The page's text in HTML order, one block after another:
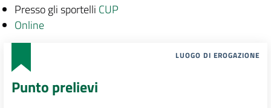
Presso gli sportelli CUP
Online
LUOGO DI EROGAZIONE
Punto prelievi